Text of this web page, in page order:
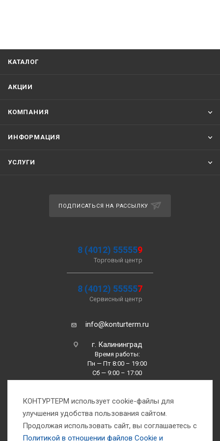
КАТАЛОГ
АКЦИИ
КОМПАНИЯ
ИНФОРМАЦИЯ
УСЛУГИ
ПОДПИСАТЬСЯ НА РАССЫЛКУ
8 (4012) 555559
Торговый центр
8 (4012) 555557
Сервисный центр
info@konturterm.ru
г. Калининград
Время работы:
Пн — Пт 8:00 – 19:00
Сб — 9:00 – 17:00
Вс —10:00 – 16:00
КОНТУРТЕРМ использует cookie-файлы для
улучшения удобства пользования сайтом.
Продолжая использовать сайт, вы соглашаетесь с
Политикой в отношении файлов Сookie и